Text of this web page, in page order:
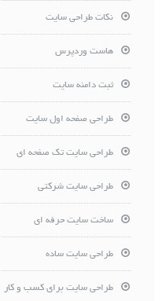
نکات طراحی سایت
هاست وردپرس
ثبت دامنه سایت
طراحی صفحه اول سایت
طراحی سایت تک صفحه ای
طراحی سایت شرکتی
ساخت سایت حرفه ای
طراحی سایت ساده
طراحی سایت برای کسب و کار